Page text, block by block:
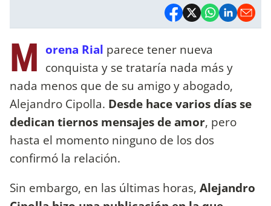
M orena Rial parece tener nueva
conquista y se trataría nada más y
nada menos que de su amigo y abogado,
Alejandro Cipolla. Desde hace varios días se
dedican tiernos mensajes de amor, pero
hasta el momento ninguno de los dos
confirmó la relación.
Sin embargo, en las últimas horas, Alejandro